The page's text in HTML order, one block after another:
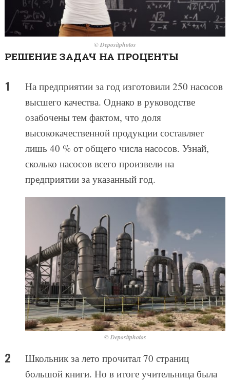
© Depositphotos
РЕШЕНИЕ ЗАДАЧ НА ПРОЦЕНТЫ
На предприятии за год изготовили 250 насосов
высшего качества. Однако в руководстве
озабочены тем фактом, что доля
высококачественной продукции составляет
лишь 40 % от общего числа насосов. Узнай,
сколько насосов всего произвели на
предприятии за указанный год.
© Depositphotos
Школьник за лето прочитал 70 страниц
большой книги. Но в итоге учительница была